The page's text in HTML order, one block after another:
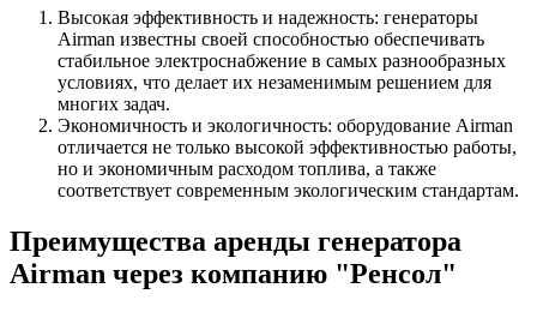
Высокая эффективность и надежность: генераторы
Airman известны своей способностью обеспечивать
стабильное электроснабжение в самых разнообразных
условиях, что делает их незаменимым решением для
многих задач.
Экономичность и экологичность: оборудование Airman
отличается не только высокой эффективностью работы,
но и экономичным расходом топлива, а также
соответствует современным экологическим стандартам.
Преимущества аренды генератора
Airman через компанию "Ренсол"